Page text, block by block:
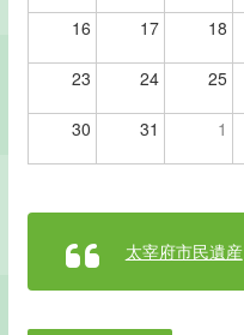
16 17 18
23 24 25
30 31 1
太宰府市民遺産